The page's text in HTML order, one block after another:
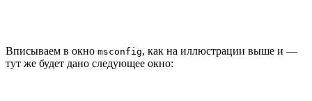
Вписываем в окно msconfig, как на иллюстрации выше и —
тут же будет дано следующее окно: